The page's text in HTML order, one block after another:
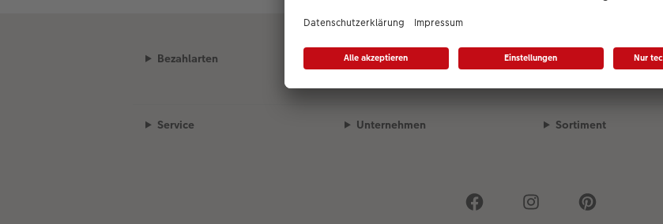
Bezahlarten Unsere Versandpartner Qualität & Sicherheit
Service Unternehmen Sortiment